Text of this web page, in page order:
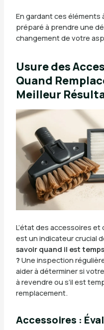
En gardant ces éléments
préparé à prendre une
changement de votre
Usure des
Quand
Meilleur
L’état des accessoires
est un indicateur crucial
savoir quand il est
? Une inspection
aider à déterminer si
à revendre ou s’il est
remplacement.
Accessoires :